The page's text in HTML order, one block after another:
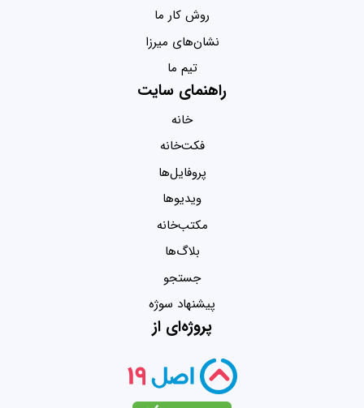
روش کار ما
نشان‌های میرزا
تیم ما
راهنمای سایت
خانه
فکت‌خانه
پروفایل‌ها
ویدیو‌ها
مکتب‌خانه
بلاگ‌ها
جستجو
پیشنهاد سوژه
پروژه‌ای از